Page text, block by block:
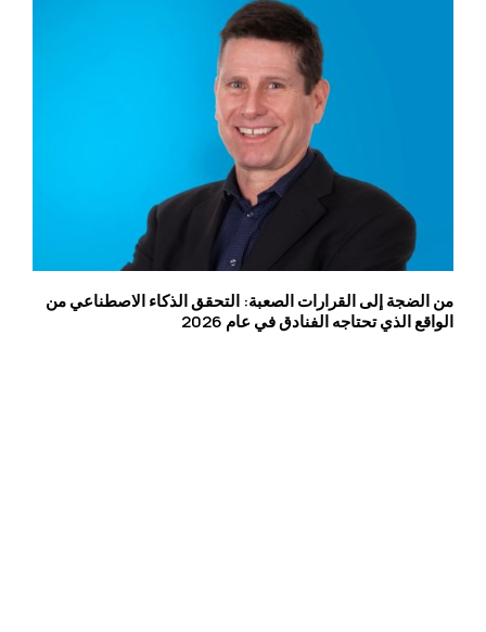
من الضجة إلى القرارات الصعبة: التحقق الذكاء الاصطناعي من
الواقع الذي تحتاجه الفنادق في عام 2026